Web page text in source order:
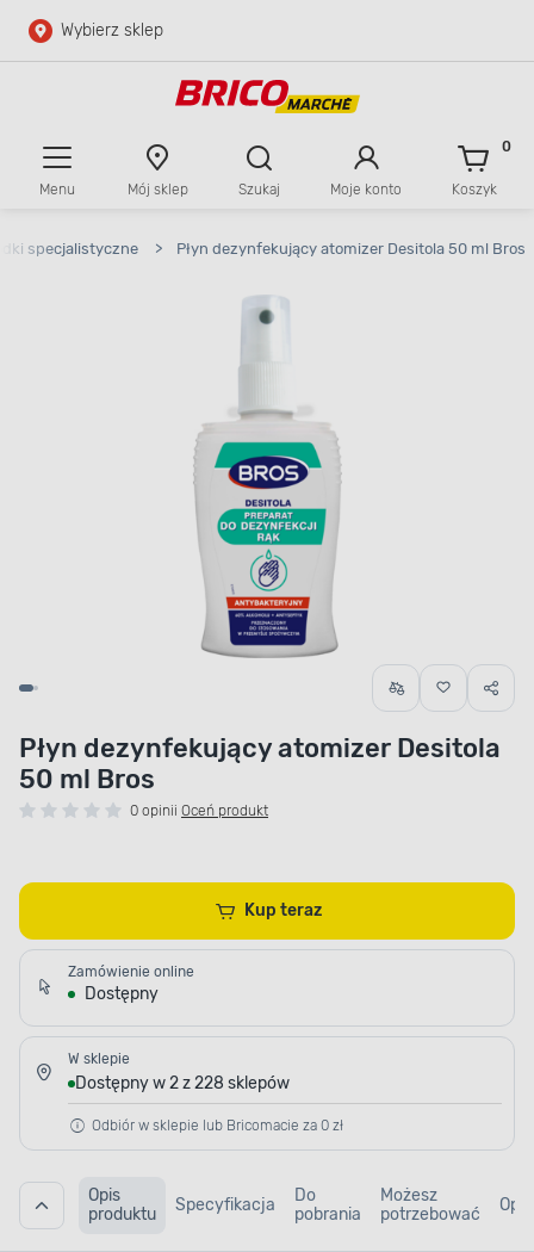
Przejdź do głównej zawartości
Wybierz sklep
Menu Mój sklep Szukaj Moje konto Koszyk
0
specjalistyczne > Płyn dezynfekujący atomizer Desitola 50 ml Bros
Płyn dezynfekujący atomizer Desitola
50 ml Bros
0 opinii Oceń produkt
Kup teraz
Zamówienie online
Dostępny
W sklepie
Dostępny w 2 z 228 sklepów
Odbiór w sklepie lub Bricomacie za 0 zł
Opis
produktu
Specyfikacja
Do
pobrania
Możesz
potrzebować